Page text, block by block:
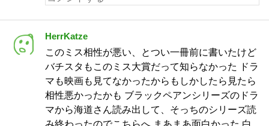
HerrKatze
このミス相性が悪い、とつい一冊前に書いたけど
バチスタもこのミス大賞だって知らなかった ドラ
マも映画も見てなかったからもしかしたら見たら
相性悪かったかも ブラックペアンシリーズのドラ
マから海道さん読み出して、そっちのシリーズ読
み終わったのでこちらへ まあまあ面白かった 白